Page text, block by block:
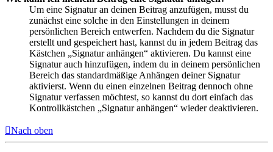
Um eine Signatur an deinen Beitrag anzufügen, musst du
zunächst eine solche in den Einstellungen in deinem
persönlichen Bereich entwerfen. Nachdem du die Signatur
erstellt und gespeichert hast, kannst du in jedem Beitrag das
Kästchen „Signatur anhängen“ aktivieren. Du kannst eine
Signatur auch hinzufügen, indem du in deinem persönlichen
Bereich das standardmäßige Anhängen deiner Signatur
aktivierst. Wenn du einen einzelnen Beitrag dennoch ohne
Signatur verfassen möchtest, so kannst du dort einfach das
Kontrollkästchen „Signatur anhängen“ wieder deaktivieren.
Nach oben